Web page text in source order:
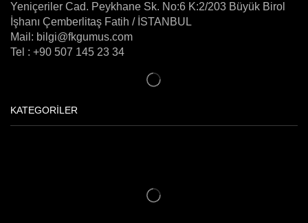
Yeniçeriler Cad. Peykhane Sk. No:6 K:2/203 Büyük Birol
İşhanı Çemberlitaş Fatih / İSTANBUL
Mail: bilgi@fkgumus.com
Tel : +90 507 145 23 34
KATEGORİLER